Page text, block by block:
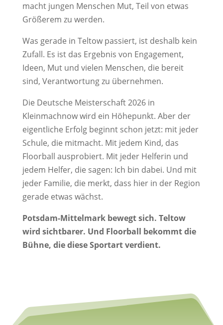
macht jungen Menschen Mut, Teil von etwas
Größerem zu werden.
Was gerade in Teltow passiert, ist deshalb kein
Zufall. Es ist das Ergebnis von Engagement,
Ideen, Mut und vielen Menschen, die bereit
sind, Verantwortung zu übernehmen.
Die Deutsche Meisterschaft 2026 in
Kleinmachnow wird ein Höhepunkt. Aber der
eigentliche Erfolg beginnt schon jetzt: mit jeder
Schule, die mitmacht. Mit jedem Kind, das
Floorball ausprobiert. Mit jeder Helferin und
jedem Helfer, die sagen: Ich bin dabei. Und mit
jeder Familie, die merkt, dass hier in der Region
gerade etwas wächst.
Potsdam-Mittelmark bewegt sich. Teltow
wird sichtbarer. Und Floorball bekommt die
Bühne, die diese Sportart verdient.